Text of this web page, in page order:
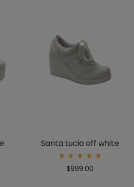
Santa Lucia off white
5.00
$999.00